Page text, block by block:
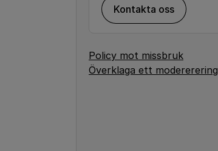
Kontakta oss
Policy mot missbruk
Överklaga ett